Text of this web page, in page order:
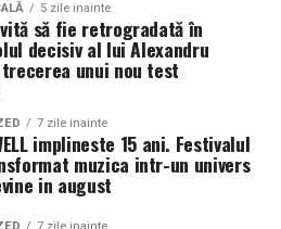
5 zile inainte
să fie retrogradată în
decisiv al lui Alexandru
unui nou test
7 zile inainte
implineste 15 ani. Festivalul
muzica intr-un univers
in august